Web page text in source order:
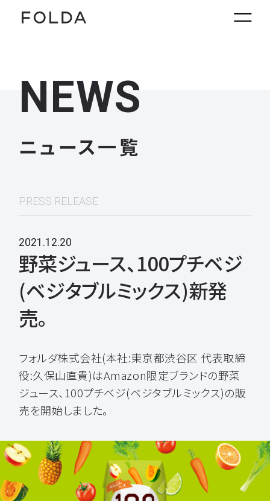
NEWS
ニュース一覧
PRESS RELEASE
2021.12.20
野菜ジュース、100プチベジ
(ベジタブルミックス)新発
売。
フォルダ株式会社(本社:東京都渋谷区 代表取締
役:久保山直貴)はAmazon限定ブランドの野菜
ジュース、100プチベジ(ベジタブルミックス)の販
売を開始しました。